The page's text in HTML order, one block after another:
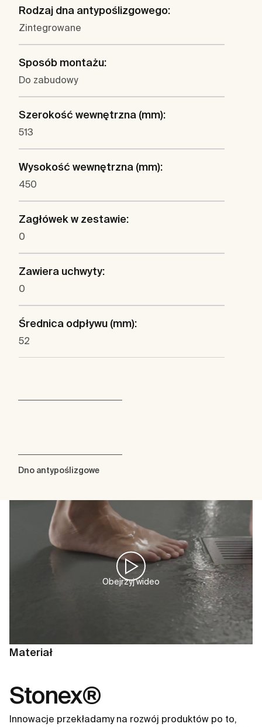
Rodzaj dna antypoślizgowego:
Zintegrowane
Sposób montażu:
Do zabudowy
Szerokość wewnętrzna (mm):
513
Wysokość wewnętrzna (mm):
450
Zagłówek w zestawie:
0
Zawiera uchwyty:
0
Średnica odpływu (mm):
52
Dno antypoślizgowe
Obejrzyj wideo
Materiał
Stonex®
Innowacje przekładamy na rozwój produktów po to,